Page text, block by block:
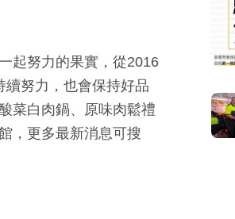
起努力的果實，從2016
努力，也會保持好品
菜白肉鍋、原味肉鬆禮
，更多最新消息可搜